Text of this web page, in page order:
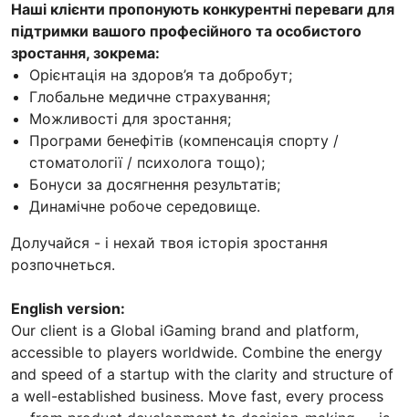
Наші клієнти пропонують конкурентні переваги для
підтримки вашого професійного та особистого
зростання, зокрема:
Орієнтація на здоров’я та добробут;
Глобальне медичне страхування;
Можливості для зростання;
Програми бенефітів (компенсація спорту /
стоматології / психолога тощо);
Бонуси за досягнення результатів;
Динамічне робоче середовище.
Долучайся - і нехай твоя історія зростання
розпочнеться.
English version:
Our client is a Global iGaming brand and platform,
accessible to players worldwide. Combine the energy
and speed of a startup with the clarity and structure of
a well-established business. Move fast, every process